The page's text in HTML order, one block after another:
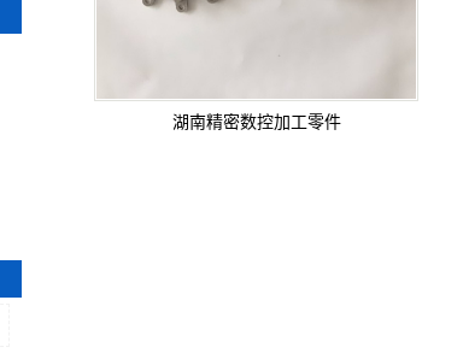
湖南精密数控加工零件